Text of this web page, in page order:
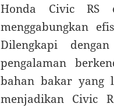
Honda Civic RS
menggabungkan
Dilengkapi
pengalaman
bahan bakar yang
menjadikan Civic